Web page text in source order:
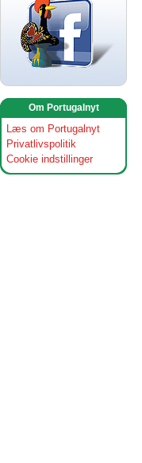
Om Portugalnyt
Læs om Portugalnyt
Privatlivspolitik
Cookie indstillinger